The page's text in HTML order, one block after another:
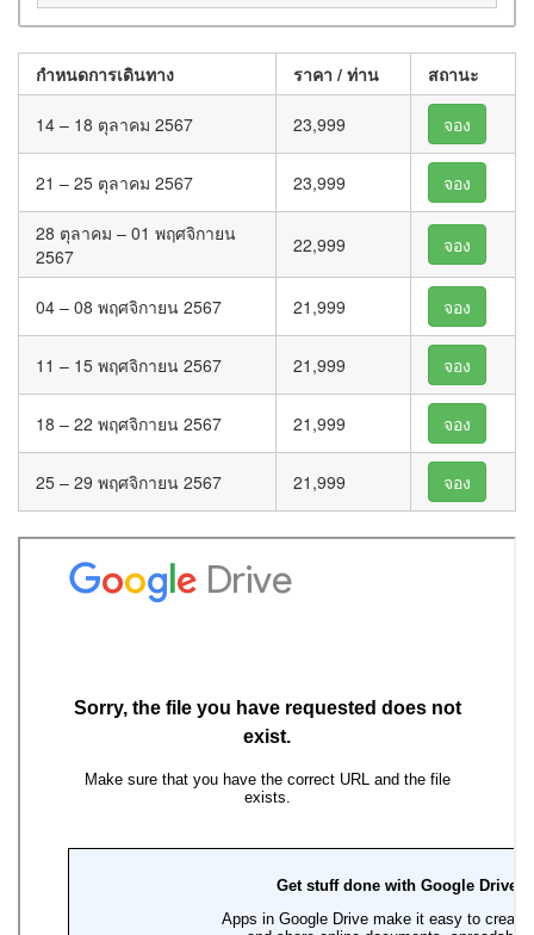
กำหนดการเดินทาง ราคา / ท่าน สถานะ
14 – 18 ตุลาคม 2567 23,999 จอง
21 – 25 ตุลาคม 2567 23,999 จอง
28 ตุลาคม – 01 พฤศจิกายน
2567
22,999 จอง
04 – 08 พฤศจิกายน 2567 21,999 จอง
11 – 15 พฤศจิกายน 2567 21,999 จอง
18 – 22 พฤศจิกายน 2567 21,999 จอง
25 – 29 พฤศจิกายน 2567 21,999 จอง